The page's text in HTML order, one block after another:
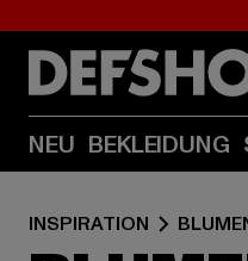
NEU BEKLEIDUNG
INSPIRATION